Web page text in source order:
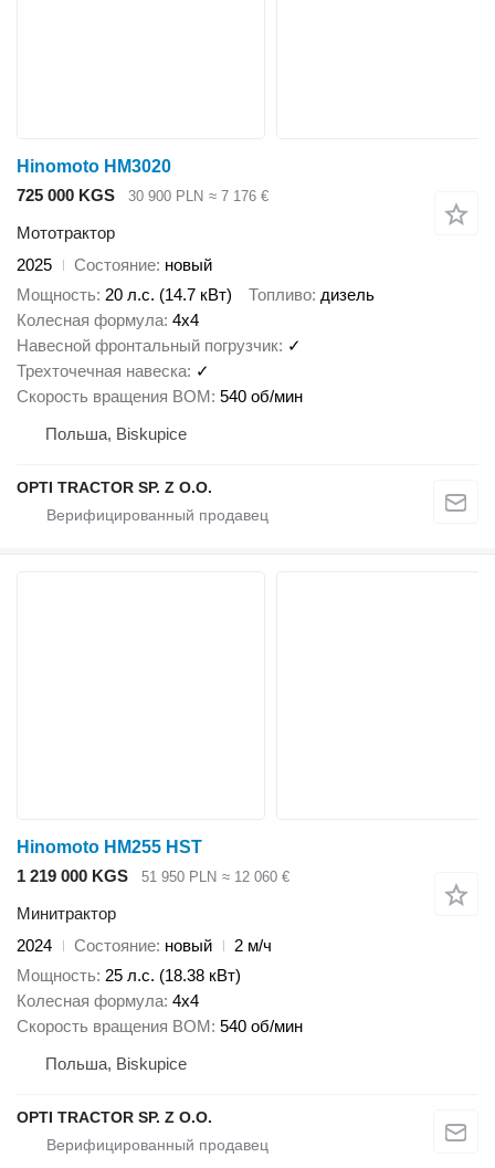
Hinomoto HM3020
725 000 KGS
30 900 PLN ≈ 7 176 €
Мототрактор
2025
Состояние новый
Мощность 20 л.с. (14.7 кВт) Топливо дизель
Колесная формула 4x4
Навесной фронтальный погрузчик ✓
Трехточечная навеска ✓
Скорость вращения ВОМ 540 об/мин
Польша, Biskupice
OPTI TRACTOR SP. Z O.O.
Hinomoto HM255 HST
1 219 000 KGS
51 950 PLN ≈ 12 060 €
Минитрактор
2024
Состояние новый
2 м/ч
Мощность 25 л.с. (18.38 кВт)
Колесная формула 4x4
Скорость вращения ВОМ 540 об/мин
Польша, Biskupice
OPTI TRACTOR SP. Z O.O.